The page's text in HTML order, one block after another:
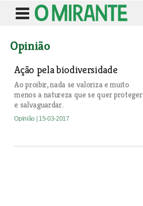
Opinião
Ação pela biodiversidade
Ao proibir, nada se valoriza e muito
menos a natureza que se quer proteger
e salvaguardar.
Opinião | 15-03-2017